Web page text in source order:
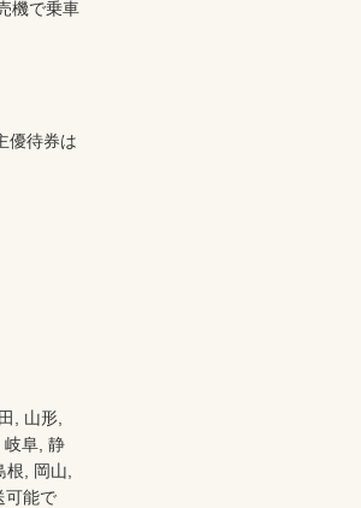
機で乗車
優待券は
, 山形,
岐阜, 静
, 岡山,
可能で